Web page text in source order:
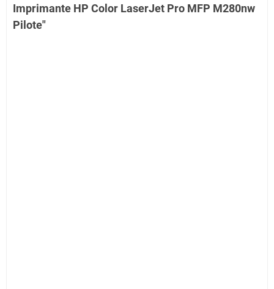
Imprimante HP Color LaserJet Pro MFP M280nw
Pilote"